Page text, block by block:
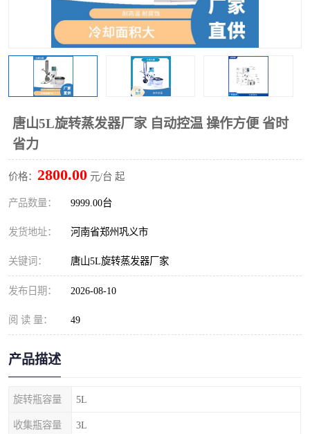
唐山5L旋转蒸发器厂家 自动控温 操作方便 省时
省力
价格： 2800.00 元/台 起
产品数量： 9999.00台
发货地址： 河南省郑州巩义市
关键词： 唐山5L旋转蒸发器厂家
发布日期： 2026-08-10
阅 读 量： 49
产品描述
旋转瓶容量 5L
收集瓶容量 3L